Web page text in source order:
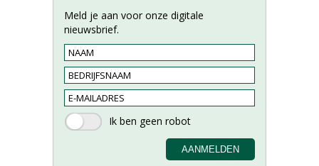
Meld je aan voor onze digitale
nieuwsbrief.